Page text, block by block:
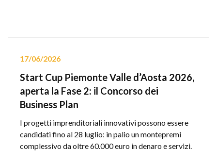
17/06/2026
Start Cup Piemonte Valle d’Aosta 2026,
aperta la Fase 2: il Concorso dei
Business Plan
I progetti imprenditoriali innovativi possono essere
candidati fino al 28 luglio: in palio un montepremi
complessivo da oltre 60.000 euro in denaro e servizi.